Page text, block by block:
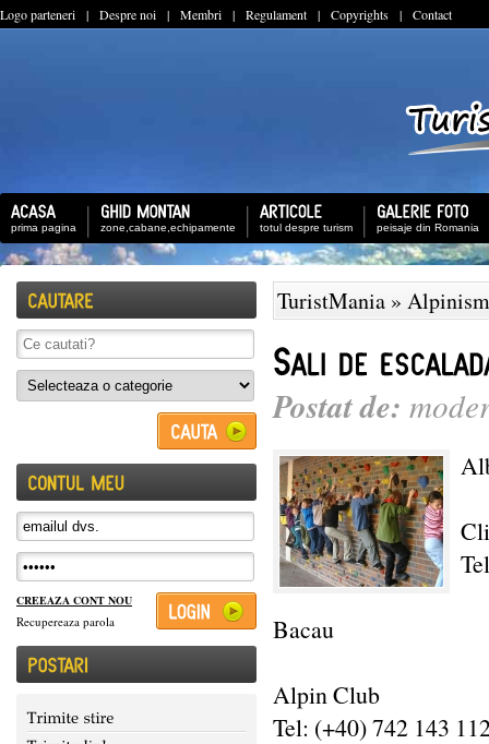
Logo parteneri | Despre noi | Membri | Regulament | Copyrights | Contact
prima pagina zone,cabane,echipamente totul despre turism peisaje din Romania
CREEAZA CONT NOU
Recupereaza parola
TuristMania »
Postat de:
Bacau
Alpin Club
Tel: (+40) 742 143